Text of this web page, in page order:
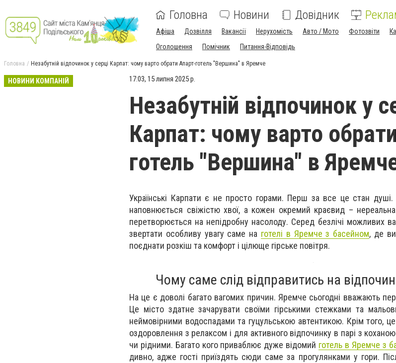
Головна Новини Довідник
Афіша Дозвілля Вакансії Нерухомість Авто / Мото Фотозвіти
Оголошення
Помічник Питання-Відповідь
Головна Незабутній відпочинок у серці Карпат: чому варто обрати Апарт-готель "Вершина" в Яремче
НОВИНИ КОМПАНІЙ 17:03, 15 липня 2025 р.
Незабутній відпочинок у
Карпат: чому варто
готель "Вершина" в
Українські Карпати є не просто горами. Перш за все це стан
наповнюється свіжістю хвої, а кожен окремий краєвид –
перетворюється на непідробну насолоду. Серед безлічі можливих
звертати особливу увагу саме на готелі в Яремче з басейном, де
поєднати розкіш та комфорт і цілюще гірське повітря.
Чому саме слід відправитись на
На це є доволі багато вагомих причин. Яремче сьогодні вважають
Це місто здатне зачарувати своїми гірськими стежками та
неймовірними водоспадами та гуцульською автентикою. Крім того,
оздоровлення з релаксом і для активного відпочинку в парі з
чи рідними. Багато кого приваблює дуже відомий готель в Яремче з
дивно, адже гості приїздять сюди саме за прогулянками у гори.